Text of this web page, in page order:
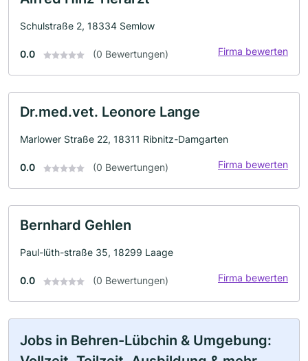
Schulstraße 2, 18334 Semlow
0.0 (0 Bewertungen) Firma bewerten
Dr.med.vet. Leonore Lange
Marlower Straße 22, 18311 Ribnitz-Damgarten
0.0 (0 Bewertungen) Firma bewerten
Bernhard Gehlen
Paul-lüth-straße 35, 18299 Laage
0.0 (0 Bewertungen) Firma bewerten
Jobs in Behren-Lübchin & Umgebung: